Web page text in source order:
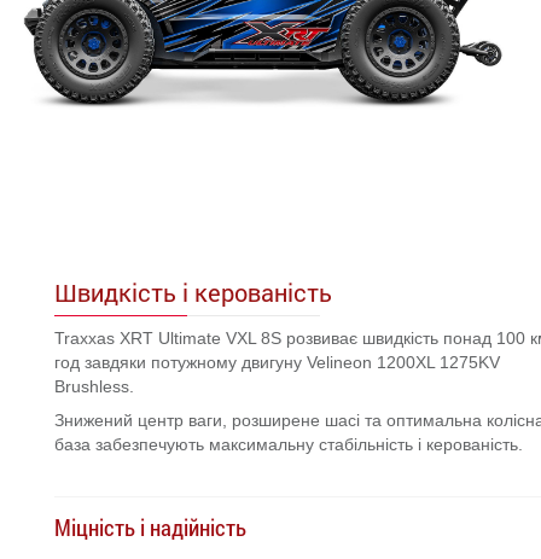
Швидкість і керованість
Traxxas XRT Ultimate VXL 8S розвиває швидкість понад 100
год завдяки потужному двигуну Velineon 1200XL 1275KV
Brushless.
Знижений центр ваги, розширене шасі та оптимальна
база забезпечують максимальну стабільність і керованість.
Міцність і надійність